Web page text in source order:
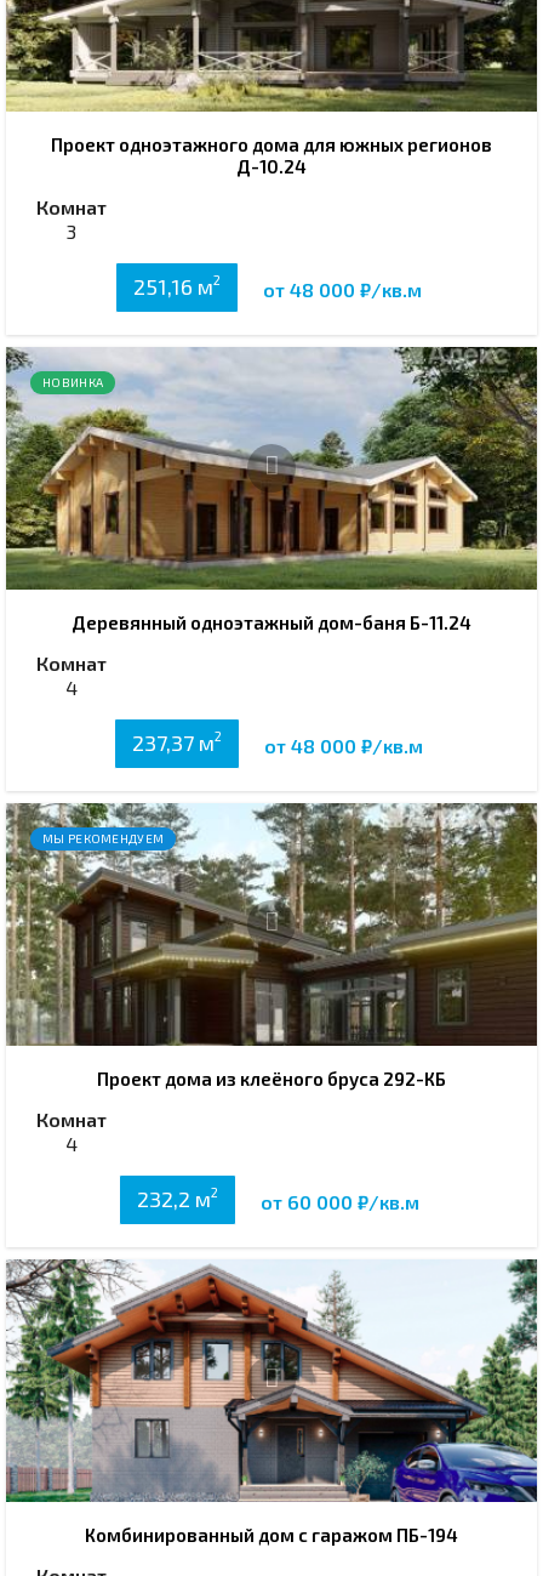
Проект одноэтажного дома для южных регионов
Д-10.24
Комнат
3
251,16 м2 от 48 000 ₽/кв.м
НОВИНКА
Деревянный одноэтажный дом-баня Б-11.24
Комнат
4
237,37 м2 от 48 000 ₽/кв.м
МЫ РЕКОМЕНДУЕМ
Проект дома из клеёного бруса 292-КБ
Комнат
4
232,2 м2 от 60 000 ₽/кв.м
Комбинированный дом с гаражом ПБ-194